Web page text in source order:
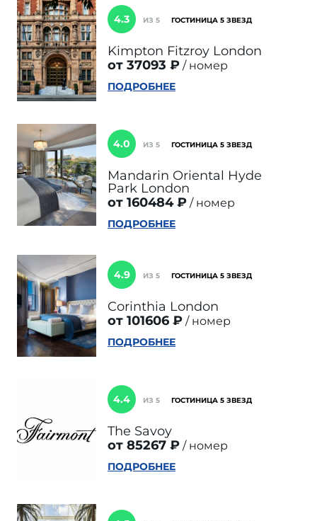
4.3 ИЗ 5 ГОСТИНИЦА 5 ЗВЕЗД
Kimpton Fitzroy London
от 37093 ₽
номер
ПОДРОБНЕЕ
4.0 ИЗ 5 ГОСТИНИЦА 5 ЗВЕЗД
Mandarin Oriental Hyde
Park London
от 160484 ₽
номер
ПОДРОБНЕЕ
4.9 ИЗ 5 ГОСТИНИЦА 5 ЗВЕЗД
Corinthia London
от 101606 ₽
номер
ПОДРОБНЕЕ
4.4 ИЗ 5 ГОСТИНИЦА 5 ЗВЕЗД
The Savoy
от 85267 ₽
номер
ПОДРОБНЕЕ